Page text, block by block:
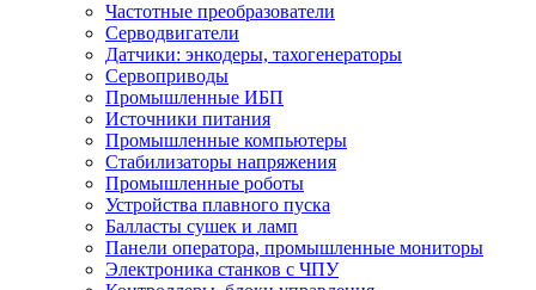
Частотные преобразователи
Серводвигатели
Датчики: энкодеры, тахогенераторы
Сервоприводы
Промышленные ИБП
Источники питания
Промышленные компьютеры
Стабилизаторы напряжения
Промышленные роботы
Устройства плавного пуска
Балласты сушек и ламп
Панели оператора, промышленные мониторы
Электроника станков с ЧПУ